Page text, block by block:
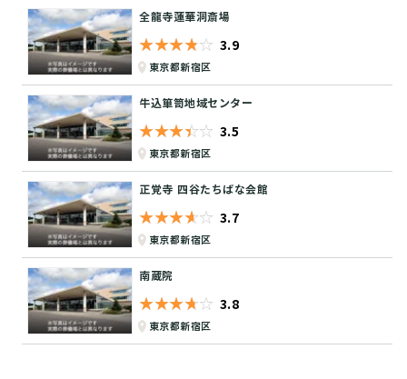
全龍寺蓮華洞斎場
★★★★★
☆☆☆☆☆ 3.9
東京都新宿区
牛込箪笥地域センター
★★★★★
☆☆☆☆☆ 3.5
東京都新宿区
正覚寺 四谷たちばな会館
★★★★★
☆☆☆☆☆ 3.7
東京都新宿区
南蔵院
★★★★★
☆☆☆☆☆ 3.8
東京都新宿区